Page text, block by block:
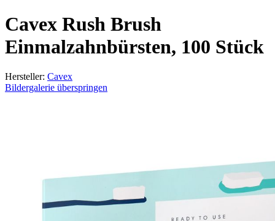
Cavex Rush Brush
Einmalzahnbürsten, 100 Stück
Hersteller: Cavex
Bildergalerie überspringen